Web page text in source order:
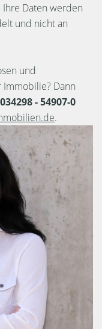
Ihre Daten werden
und nicht an
und
Dann
034298 - 54907-0
.